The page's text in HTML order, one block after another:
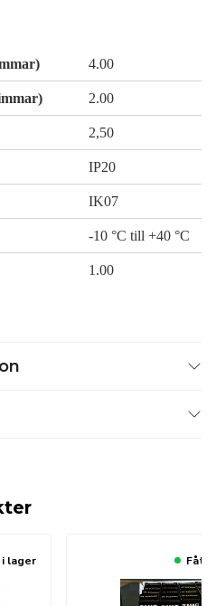
4.00
2.00
2,50
IP20
IK07
-10 °C till +40 °C
1.00
i lager